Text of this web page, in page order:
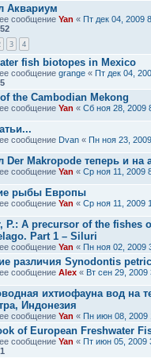
Аквариум
сообщение Yan « Пт дек 04, 2009
52
3 4
fish biotopes in Mexico
сообщение grange « Пт дек 04,
5
the Cambodian Mekong
сообщение Yan « Сб ноя 28, 2009
сообщение Dvan « Пн ноя 23,
Der Makropode теперь и на
сообщение Yan « Ср ноя 11, 2009
рыбы Европы
сообщение Yan « Ср ноя 11, 2009
P.: A precursor of the fishes
Part 1 – Siluri
сообщение Yan « Пн ноя 02, 2009
различия Synodontis
сообщение Alex « Вт сен 29, 2009
ихтиофауна вод на
Индонезия
сообщение Yan « Пн июн 08, 2009
of European Freshwater
сообщение Yan « Пт июн 05, 2009
1